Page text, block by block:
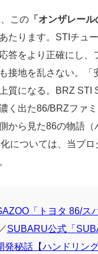
この 「オンザレー
たります。STIチュ
答をより正確にし、
接地を乱さない。「
質になる。BRZ STI
く出た86/BRZファ
から見た86の物語（
については、当ブロ
「トヨタ 86/ス
／SUBARU公式「
発秘話【ハンドリング